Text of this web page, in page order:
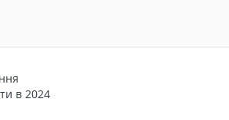
в 2024